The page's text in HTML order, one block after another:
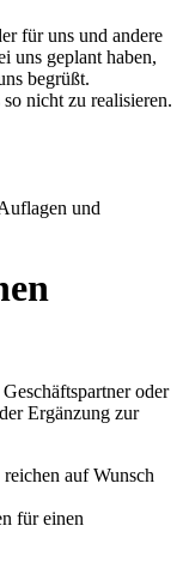
für uns und andere
uns geplant haben,
begrüßt.
nicht zu realisieren.
und
oder
Ergänzung zur
auf Wunsch
für einen